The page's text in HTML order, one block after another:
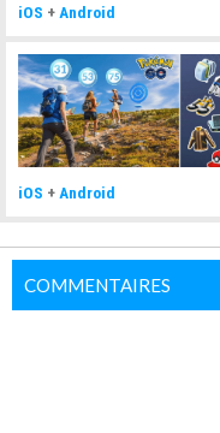
iOS + Android
iOS + Android
COMMENTAIRES